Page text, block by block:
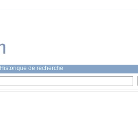
Historique de recherche